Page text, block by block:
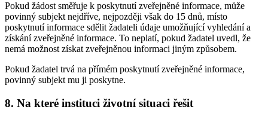
Pokud žádost směřuje k poskytnutí zveřejněné informace, může
povinný subjekt nejdříve, nejpozději však do 15 dnů, místo
poskytnutí informace sdělit žadateli údaje umožňující vyhledání a
získání zveřejněné informace. To neplatí, pokud žadatel uvedl, že
nemá možnost získat zveřejněnou informaci jiným způsobem.
Pokud žadatel trvá na přímém poskytnutí zveřejněné informace,
povinný subjekt mu ji poskytne.
8. Na které instituci životní situaci řešit